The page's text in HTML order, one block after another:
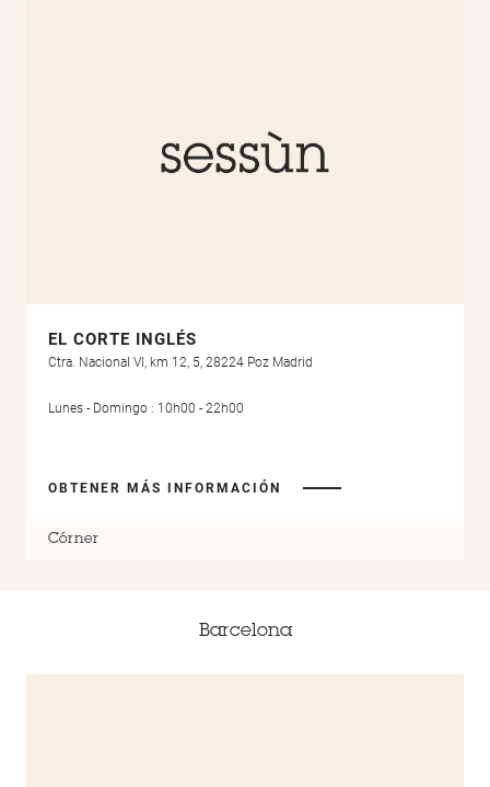
EL CORTE INGLÉS
Ctra. Nacional VI, km 12, 5, 28224 Poz Madrid
Lunes - Domingo : 10h00 - 22h00
OBTENER MÁS INFORMACIÓN
Córner
Barcelona